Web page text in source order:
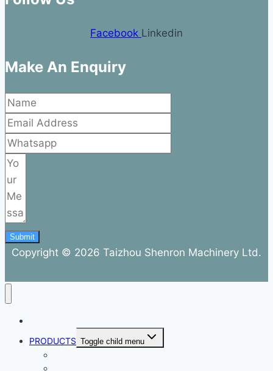
Facebook Linkedin
Make An Enquiry
Submit
Copyright © 2026 Taizhou Shenron Machinery Ltd.
PRODUCTS Toggle child menu